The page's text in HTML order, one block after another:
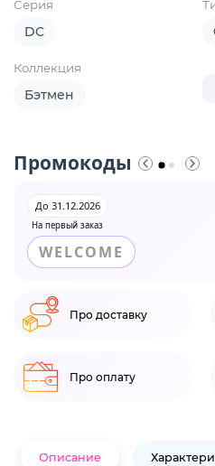
Серия
DC
Коллекция
Бэтмен
Промокоды
На первый заказ
До 31.12.2026
WELCOME
Про доставку
Про оплату
Описание